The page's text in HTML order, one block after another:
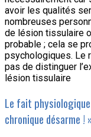
avoir les qualités
nombreuses
de lésion tissulaire
probable ; cela se
psychologiques. Le
pas de distinguer
lésion tissulaire
Le fait
chronique désarme !